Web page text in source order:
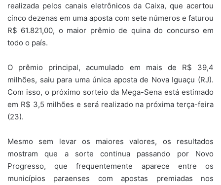
realizada pelos canais eletrônicos da Caixa, que acertou
cinco dezenas em uma aposta com sete números e faturou
R$ 61.821,00, o maior prêmio de quina do concurso em
todo o país.
O prêmio principal, acumulado em mais de R$ 39,4
milhões, saiu para uma única aposta de Nova Iguaçu (RJ).
Com isso, o próximo sorteio da Mega-Sena está estimado
em R$ 3,5 milhões e será realizado na próxima terça-feira
(23).
Mesmo sem levar os maiores valores, os resultados
mostram que a sorte continua passando por Novo
Progresso, que frequentemente aparece entre os
municípios paraenses com apostas premiadas nos